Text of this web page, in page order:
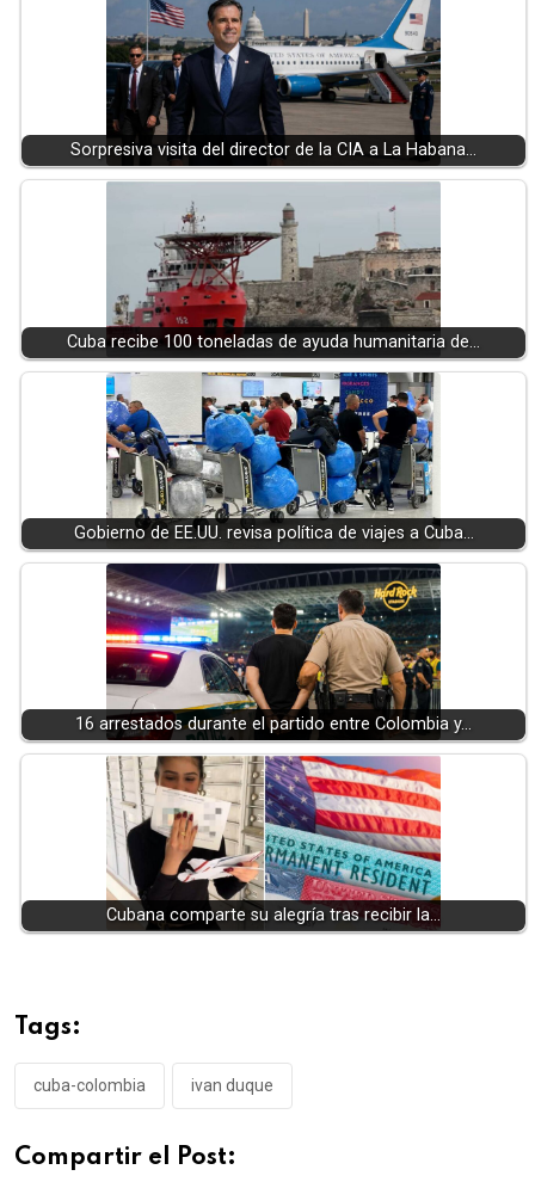
Sorpresiva visita del director de la CIA a La Habana…
Cuba recibe 100 toneladas de ayuda humanitaria de…
Gobierno de EE.UU. revisa política de viajes a Cuba…
16 arrestados durante el partido entre Colombia y…
Cubana comparte su alegría tras recibir la…
Tags:
cuba-colombia ivan duque
Compartir el Post: